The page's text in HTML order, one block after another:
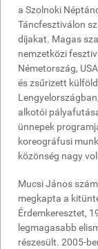
a Szolnoki
Táncfesztiválon
díjakat. Magas
nemzetközi
Németország,
és zsűrizett
alkotói
ünnepek
koreográfusi
közönség nagy
Mucsi János
megkapta a
Érdemkeresztet,
legmagasabb
részesült. 2005-